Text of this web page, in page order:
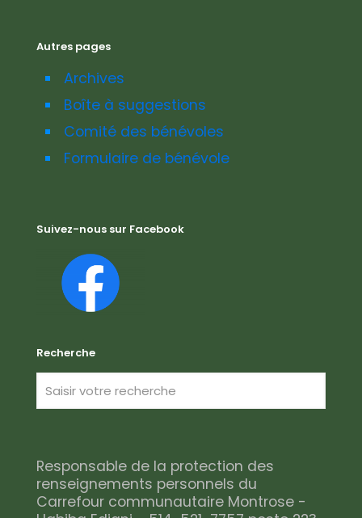
Autres pages
Archives
Boîte à suggestions
Comité des bénévoles
Formulaire de bénévole
Suivez-nous sur Facebook
Recherche
Responsable de la protection des
renseignements personnels du
Carrefour communautaire Montrose -